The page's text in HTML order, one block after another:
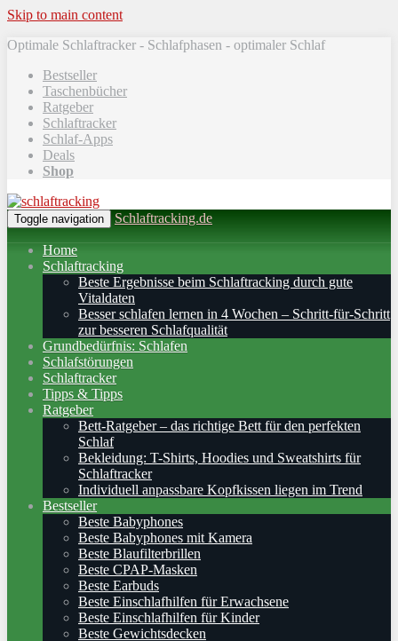
Skip to main content
Optimale Schlaftracker - Schlafphasen - optimaler Schlaf
Bestseller
Taschenbücher
Ratgeber
Schlaftracker
Schlaf-Apps
Deals
Shop
Toggle navigation Schlaftracking.de
Home
Schlaftracking
Beste Ergebnisse beim Schlaftracking durch gute
Vitaldaten
Besser schlafen lernen in 4 Wochen – Schritt‑für‑Schritt
zur besseren Schlafqualität
Grundbedürfnis: Schlafen
Schlafstörungen
Schlaftracker
Tipps & Tipps
Ratgeber
Bett-Ratgeber – das richtige Bett für den perfekten
Schlaf
Bekleidung: T-Shirts, Hoodies und Sweatshirts für
Schlaftracker
Individuell anpassbare Kopfkissen liegen im Trend
Bestseller
Beste Babyphones
Beste Babyphones mit Kamera
Beste Blaufilterbrillen
Beste CPAP-Masken
Beste Earbuds
Beste Einschlafhilfen für Erwachsene
Beste Einschlafhilfen für Kinder
Beste Gewichtsdecken